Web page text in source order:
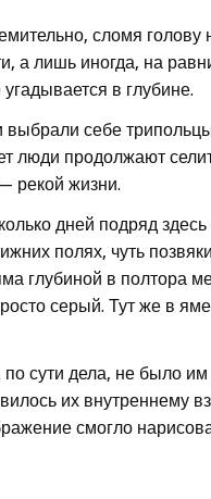
сломя
а лишь иногда, на
в глубине.
выбрали себе
люди продолжают
рекой жизни.
дней подряд
полях, чуть
глубиной в полтора
серый. Тут же в
сути дела, не было
их внутреннему
смогло